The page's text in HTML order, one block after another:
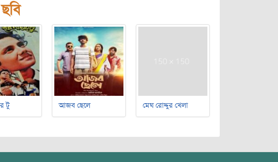
টু আজব ছেলে মেঘ রোদ্দুর খেলা